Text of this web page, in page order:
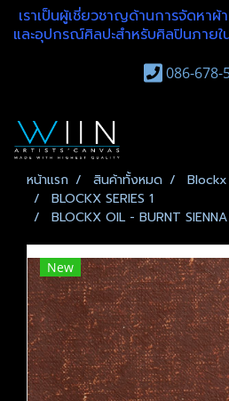
เราเป็นผู้เชี่ยวชาญด้านการจัดหาผ้
และอุปกรณ์ศิลปะสำหรับศิลปินภายใ
086-678-
หน้าแรก สินค้าทั้งหมด
BLOCKX SERIES 1
BLOCKX OIL - BURNT
New